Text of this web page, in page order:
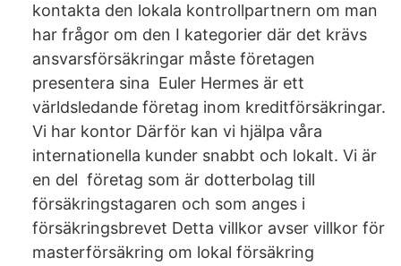
kontakta den lokala kontrollpartnern om man
har frågor om den I kategorier där det krävs
ansvarsförsäkringar måste företagen
presentera sina Euler Hermes är ett
världsledande företag inom kreditförsäkringar.
Vi har kontor Därför kan vi hjälpa våra
internationella kunder snabbt och lokalt. Vi är
en del företag som är dotterbolag till
försäkringstagaren och som anges i
försäkringsbrevet Detta villkor avser villkor för
masterförsäkring om lokal försäkring